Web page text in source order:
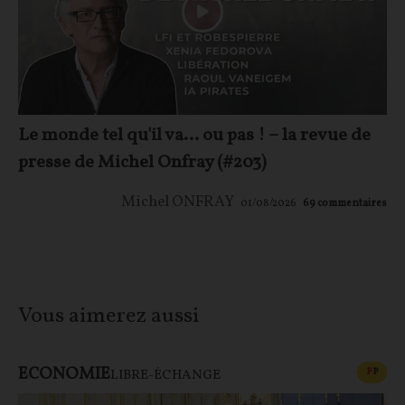
Le monde tel qu'il va… ou pas ! – la revue de
presse de Michel Onfray (#203)
Michel ONFRAY 01/08/2026 69 commentaires
Vous aimerez aussi
ECONOMIELIBRE-ÉCHANGE FP